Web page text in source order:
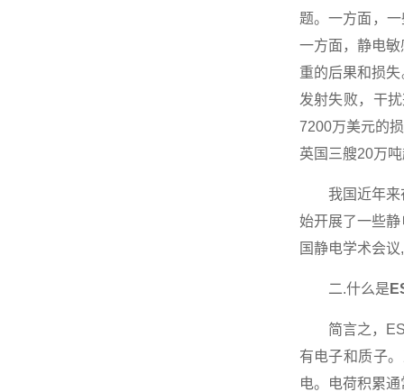
题。一方面，
一方面，静电
重的后果和损
发射失败，干
7200万美元的
英国三艘20万
我国近年来在
始开展了一些
国静电学术会
二.什么是
简言之，ESD
有电子和质子
电。电荷积累